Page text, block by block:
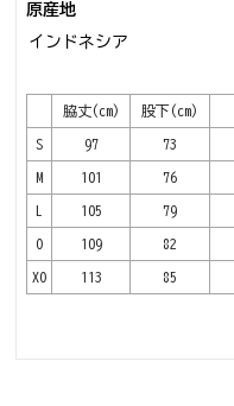
原産地
インドネシア
脇丈(cm) 股下(cm)
S 97 73
M 101 76
L 105 79
O 109 82
XO 113 85